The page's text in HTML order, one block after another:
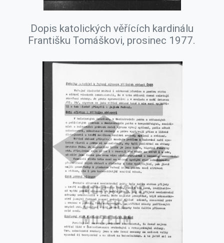
Dopis katolických věřících kardinálu
Františku Tomáškovi, prosinec 1977.